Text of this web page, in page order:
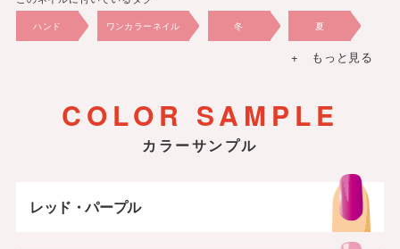
ハンド ワンカラーネイル 冬 夏
8,030円+ もっと見る
COLOR SAMPLE
カラーサンプル
レッド・パープル